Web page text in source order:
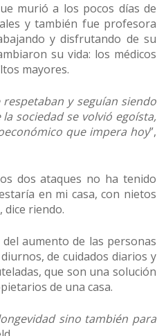
murió a los pocos días de
y también fue profesora
y disfrutando de su
su vida: los médicos
mayores.
y seguían siendo
sociedad se volvió egoísta,
que impera hoy”,
dos ataques no ha tenido
en mi casa, con nietos
dice riendo.
aumento de las personas
de cuidados diarios y
que son una solución
de una casa.
sino también para